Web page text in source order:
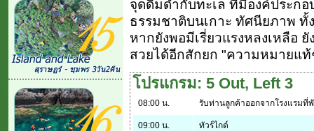
จุดดื่มด่ำกับทะเล ที่มีองค์ประก
ธรรมชาติบนเกาะ ทัศนียภาพ ทั้
หากยังพอมีเรี่ยวแรงหลงเหลือ
สวยได้อีกสักยก "ความหมายแท้
โปรแกรม: 5 Out, Left 3
08:00 น. รับท่านลูกค้าออกจากโรงแรมที่
09:00 น.
ทัวร์ไกด์